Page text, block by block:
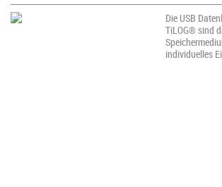
Die USB
TiLOG® sind
individuelles